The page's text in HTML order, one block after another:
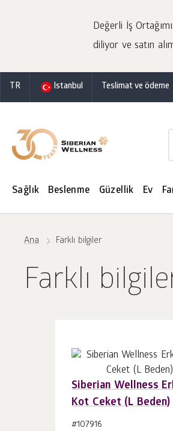
Değerli İş
diliyor ve satın
TR Istanbul Teslimat ve ödeme
Sağlık Beslenme Güzellik Ev
Ana Farklı bilgiler
Farklı
Siberian Wellness
Kot Ceket (L Beden)
#107916